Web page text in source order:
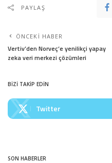
PAYLAŞ
ÖNCEKI HABER
Vertiv’den Norveç’e yenilikçi yapay
zeka veri merkezi çözümleri
BİZİ TAKİP EDİN
Twitter
SON HABERLER